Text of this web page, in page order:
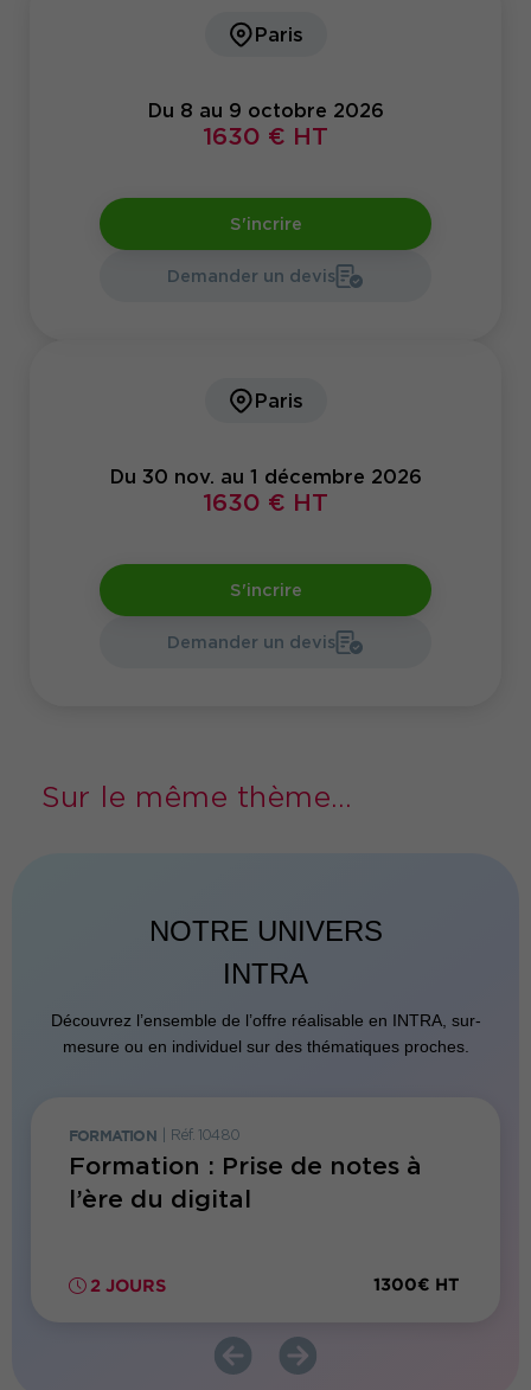
Paris
Du 8 au 9 octobre 2026
1630 € HT
S'incrire
Demander un devis
Paris
Du 30 nov. au 1 décembre 2026
1630 € HT
S'incrire
Demander un devis
Sur le même thème...
NOTRE UNIVERS
INTRA
Découvrez l’ensemble de l’offre réalisable en INTRA, sur-
mesure ou en individuel sur des thématiques proches.
FORMATION Réf. 10480
Formation : Prise de notes à
l’ère du digital
2 JOURS 1300€ HT